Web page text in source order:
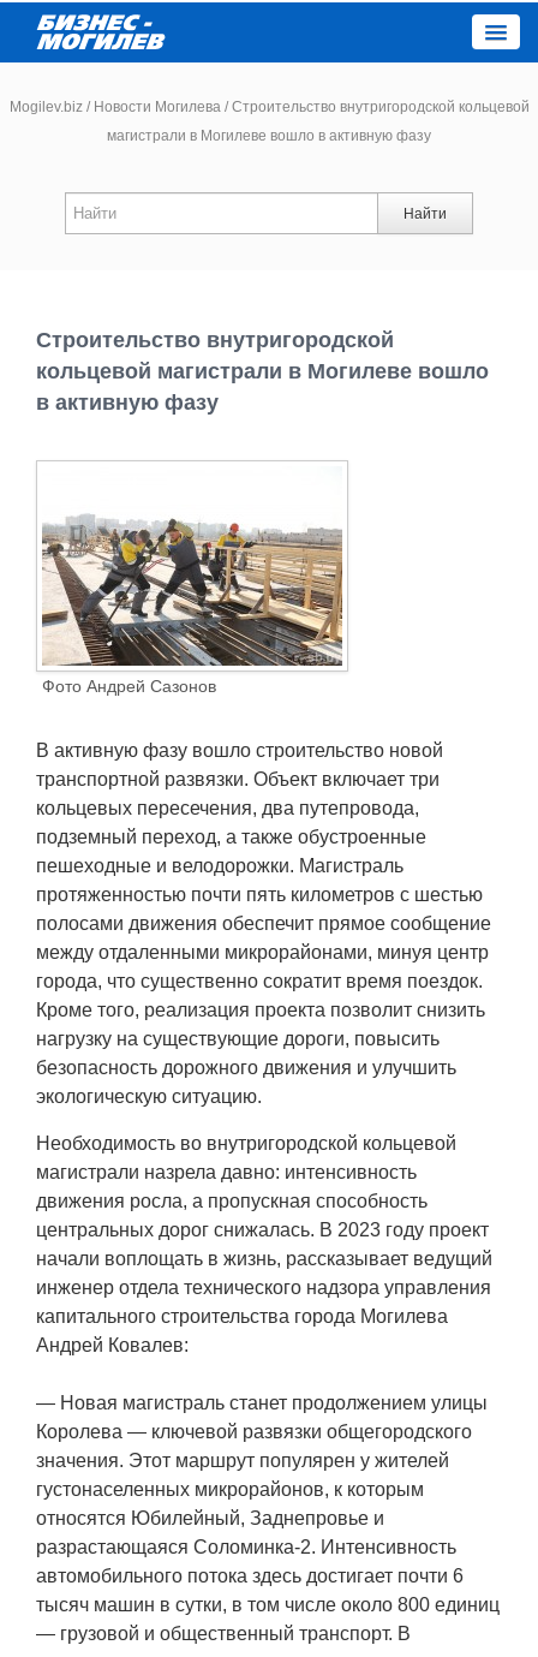
Новости
Работа
Транспорт
Погода
Курсы валют
Еще
Mogilev.biz / Новости Могилева /Строительство внутригородской кольцевой
магистрали в Могилеве вошло в активную фазу
Найти
Строительство внутригородской
кольцевой магистрали в Могилеве вошло
в активную фазу
Фото Андрей Сазонов
В активную фазу вошло строительство новой
транспортной развязки. Объект включает три
кольцевых пересечения, два путепровода,
подземный переход, а также обустроенные
пешеходные и велодорожки. Магистраль
протяженностью почти пять километров с шестью
полосами движения обеспечит прямое сообщение
между отдаленными микрорайонами, минуя центр
города, что существенно сократит время поездок.
Кроме того, реализация проекта позволит снизить
нагрузку на существующие дороги, повысить
безопасность дорожного движения и улучшить
экологическую ситуацию.
Необходимость во внутригородской кольцевой
магистрали назрела давно: интенсивность
движения росла, а пропускная способность
центральных дорог снижалась. В 2023 году проект
начали воплощать в жизнь, рассказывает ведущий
инженер отдела технического надзора управления
капитального строительства города Могилева
Андрей Ковалев:
— Новая магистраль станет продолжением улицы
Королева — ключевой развязки общегородского
значения. Этот маршрут популярен у жителей
густонаселенных микрорайонов, к которым
относятся Юбилейный, Заднепровье и
разрастающаяся Соломинка-2. Интенсивность
автомобильного потока здесь достигает почти 6
тысяч машин в сутки, в том числе около 800 единиц
— грузовой и общественный транспорт. В